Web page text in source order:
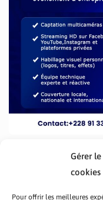
Gérer
cookies
Pour offrir les meilleures